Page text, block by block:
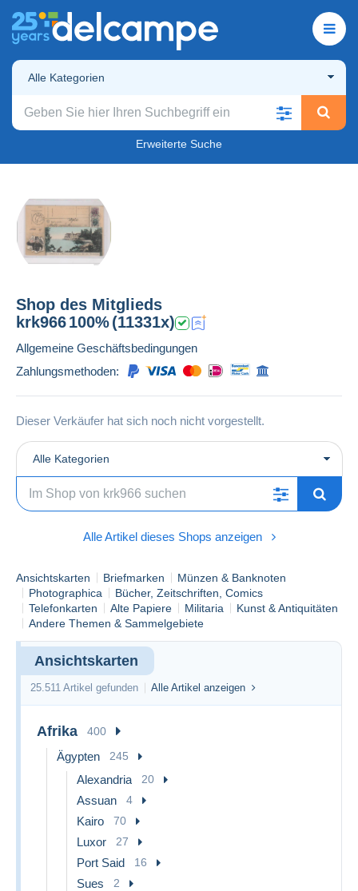
Alle Kategorien
Erweiterte Suche
Shop des Mitglieds
krk966100%(11331x)
Allgemeine Geschäftsbedingungen
Zahlungsmethoden:
Dieser Verkäufer hat sich noch nicht vorgestellt.
Alle Kategorien
Alle Artikel dieses Shops anzeigen
Ansichtskarten Briefmarken
Münzen & Banknoten
Photographica
Bücher, Zeitschriften, Comics
Telefonkarten
Alte Papiere Militaria
Kunst & Antiquitäten
Andere Themen & Sammelgebiete
Ansichtskarten
25.511 Artikel gefunden Alle Artikel anzeigen
Afrika 400
Ägypten 245
Alexandria 20
Assuan 4
Kairo 70
Luxor 27
Port Said 16
Sues 2